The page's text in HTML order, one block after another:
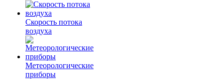
Скорость потока
воздуха
Метеорологические
приборы